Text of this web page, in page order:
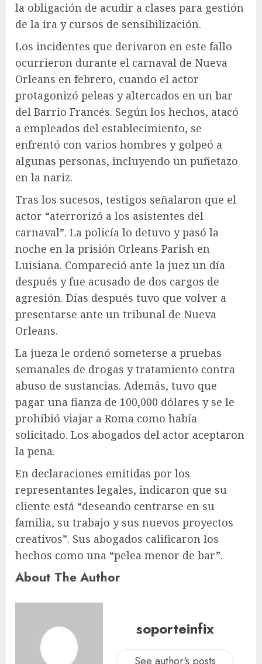
la obligación de acudir a clases para gestión
de la ira y cursos de sensibilización.
Los incidentes que derivaron en este fallo
ocurrieron durante el carnaval de Nueva
Orleans en febrero, cuando el actor
protagonizó peleas y altercados en un bar
del Barrio Francés. Según los hechos, atacó
a empleados del establecimiento, se
enfrentó con varios hombres y golpeó a
algunas personas, incluyendo un puñetazo
en la nariz.
Tras los sucesos, testigos señalaron que el
actor “aterrorizó a los asistentes del
carnaval”. La policía lo detuvo y pasó la
noche en la prisión Orleans Parish en
Luisiana. Compareció ante la juez un día
después y fue acusado de dos cargos de
agresión. Días después tuvo que volver a
presentarse ante un tribunal de Nueva
Orleans.
La jueza le ordenó someterse a pruebas
semanales de drogas y tratamiento contra
abuso de sustancias. Además, tuvo que
pagar una fianza de 100,000 dólares y se le
prohibió viajar a Roma como había
solicitado. Los abogados del actor aceptaron
la pena.
En declaraciones emitidas por los
representantes legales, indicaron que su
cliente está “deseando centrarse en su
familia, su trabajo y sus nuevos proyectos
creativos”. Sus abogados calificaron los
hechos como una “pelea menor de bar”.
About The Author
soporteinfix